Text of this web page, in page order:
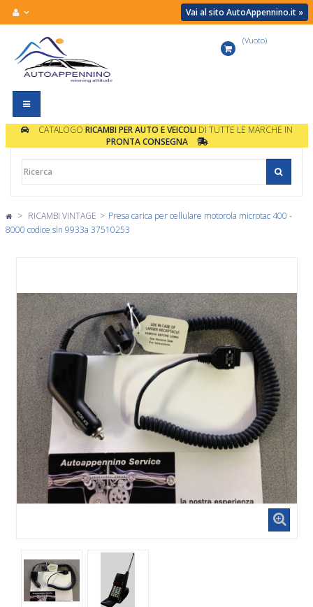
Vai al sito AutoAppennino.it »
Navigazione
Toggle
(Vuoto)
CATALOGO RICAMBI PER AUTO E VEICOLIDI TUTTE LE MARCHE IN
PRONTA CONSEGNA
> RICAMBI VINTAGE > Presa carica per cellulare motorola microtac 400 -
8000 codice sln 9933a 37510253